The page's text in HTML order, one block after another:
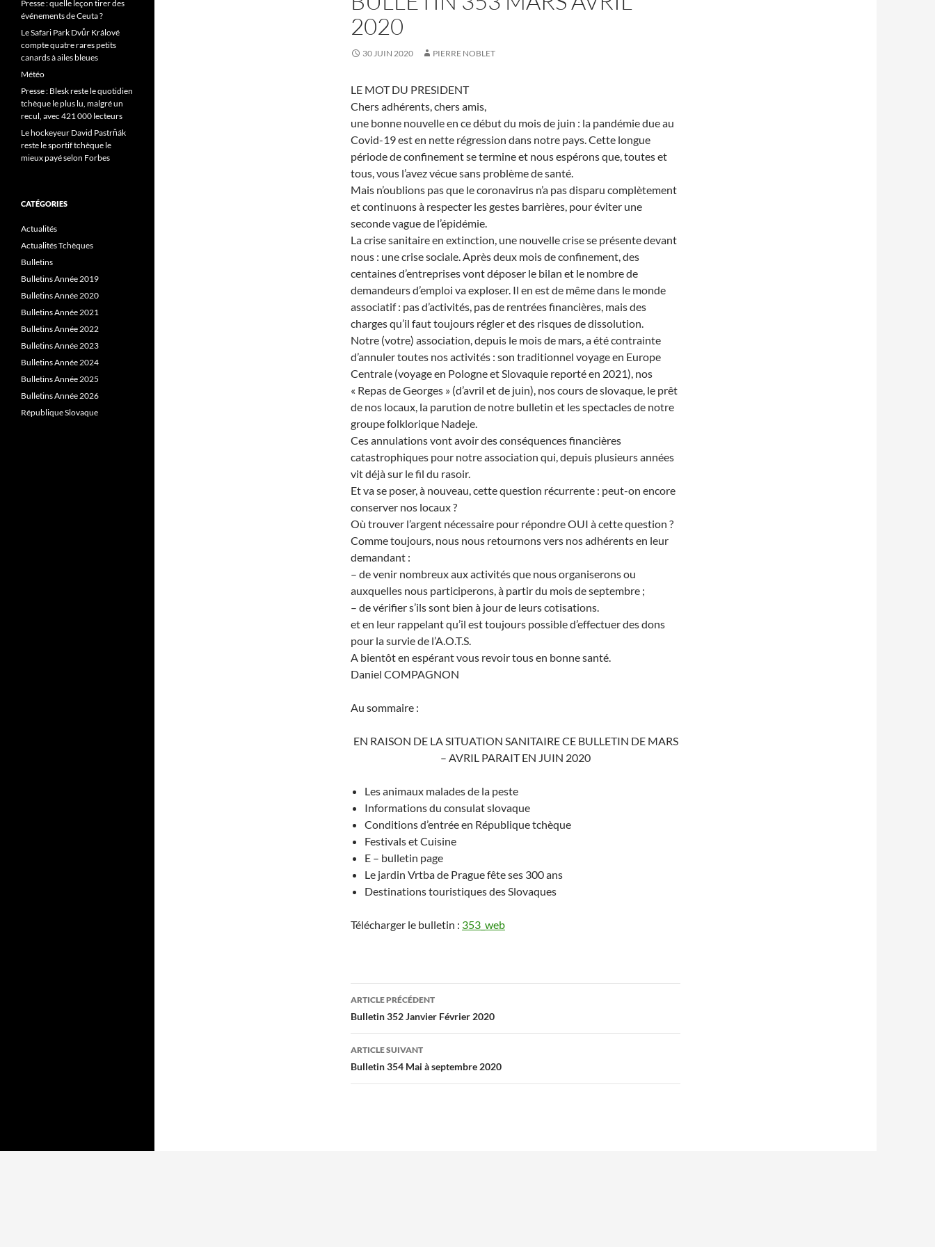
2020
30 JUIN 2020 PIERRE NOBLET
LE MOT DU PRESIDENT
Chers adhérents, chers amis,
une bonne nouvelle en ce début du mois de juin : la pandémie due au
Covid-19 est en nette régression dans notre pays. Cette longue
période de confinement se termine et nous espérons que, toutes et
tous, vous l’avez vécue sans problème de santé.
Mais n’oublions pas que le coronavirus n’a pas disparu complètement
et continuons à respecter les gestes barrières, pour éviter une
seconde vague de l’épidémie.
La crise sanitaire en extinction, une nouvelle crise se présente devant
nous : une crise sociale. Après deux mois de confinement, des
centaines d’entreprises vont déposer le bilan et le nombre de
demandeurs d’emploi va exploser. Il en est de même dans le monde
associatif : pas d’activités, pas de rentrées financières, mais des
charges qu’il faut toujours régler et des risques de dissolution.
Notre (votre) association, depuis le mois de mars, a été contrainte
d’annuler toutes nos activités : son traditionnel voyage en Europe
Centrale (voyage en Pologne et Slovaquie reporté en 2021), nos
« Repas de Georges » (d’avril et de juin), nos cours de slovaque, le prêt
de nos locaux, la parution de notre bulletin et les spectacles de notre
groupe folklorique Nadeje.
Ces annulations vont avoir des conséquences financières
catastrophiques pour notre association qui, depuis plusieurs années
vit déjà sur le fil du rasoir.
Et va se poser, à nouveau, cette question récurrente : peut-on encore
conserver nos locaux ?
Où trouver l’argent nécessaire pour répondre OUI à cette question ?
Comme toujours, nous nous retournons vers nos adhérents en leur
demandant :
– de venir nombreux aux activités que nous organiserons ou
auxquelles nous participerons, à partir du mois de septembre ;
– de vérifier s’ils sont bien à jour de leurs cotisations.
et en leur rappelant qu’il est toujours possible d’effectuer des dons
pour la survie de l’A.O.T.S.
A bientôt en espérant vous revoir tous en bonne santé.
Daniel COMPAGNON
Au sommaire :
EN RAISON DE LA SITUATION SANITAIRE CE BULLETIN DE MARS
– AVRIL PARAIT EN JUIN 2020
Les animaux malades de la peste
Informations du consulat slovaque
Conditions d’entrée en République tchèque
Festivals et Cuisine
E – bulletin page
Le jardin Vrtba de Prague fête ses 300 ans
Destinations touristiques des Slovaques
Télécharger le bulletin : 353_web
Navigation
des
articles
ARTICLE PRÉCÉDENT
Bulletin 352 Janvier Février 2020
ARTICLE SUIVANT
Bulletin 354 Mai à septembre 2020
Presse : quelle leçon tirer des
événements de Ceuta ?
Le Safari Park Dvůr Králové
compte quatre rares petits
canards à ailes bleues
Météo
Presse : Blesk reste le quotidien
tchèque le plus lu, malgré un
recul, avec 421 000 lecteurs
Le hockeyeur David Pastrňák
reste le sportif tchèque le
mieux payé selon Forbes
CATÉGORIES
Actualités
Actualités Tchèques
Bulletins
Bulletins Année 2019
Bulletins Année 2020
Bulletins Année 2021
Bulletins Année 2022
Bulletins Année 2023
Bulletins Année 2024
Bulletins Année 2025
Bulletins Année 2026
République Slovaque